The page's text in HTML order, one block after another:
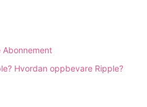
Abonnement
Hvordan oppbevare Ripple?